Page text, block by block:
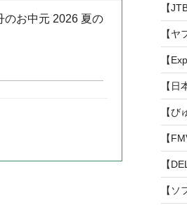
のお中元 2026 夏の
【
【ヤ
【
【日
【び
【
【
【ソ